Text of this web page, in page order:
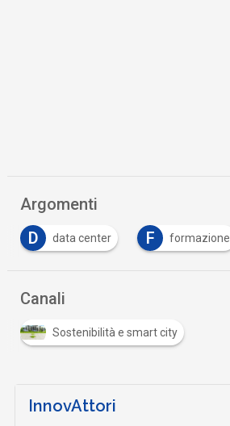
Argomenti
D
data center F formazione
Canali
Sostenibilità e smart city
InnovAttori